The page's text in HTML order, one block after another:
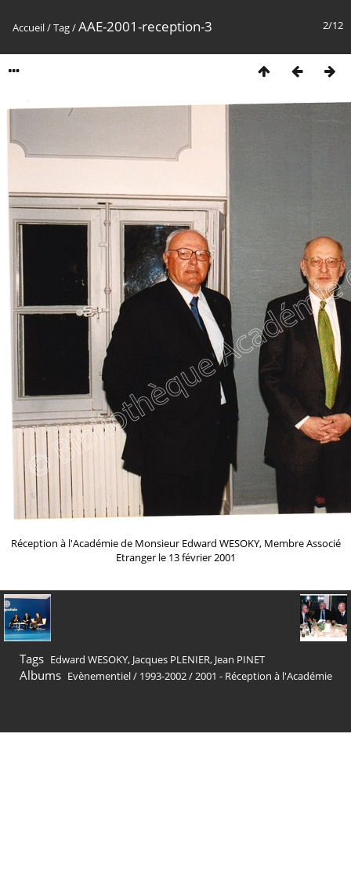
2/12
Accueil/Tag/AAE-2001-reception-3
Réception à l'Académie de Monsieur Edward WESOKY, Membre Associé
Etranger le 13 février 2001
Tags Edward WESOKY, Jacques PLENIER, Jean PINET
Albums Evènementiel/ 1993-2002/2001 - Réception à l'Académie